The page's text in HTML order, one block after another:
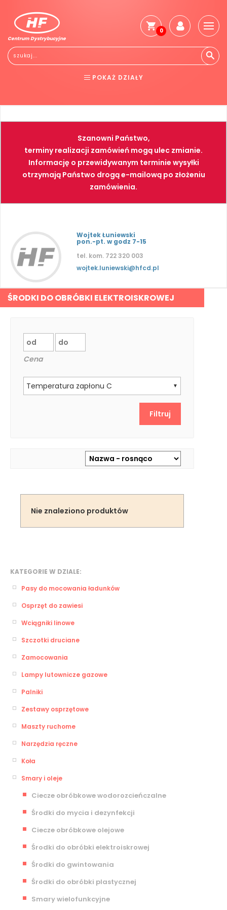
Centrum Dystrybucyjne
0
POKAŻ DZIAŁY
NARZĘDZIA SPAWALNICTWO
FARBY PNEUMATYKA
Szanowni Państwo,
terminy realizacji zamówień mogą ulec zmianie.
Informację o przewidywanym terminie wysyłki
otrzymają Państwo drogą e-mailową po złożeniu
zamówienia.
Wojtek Łuniewski
pon.-pt. w godz 7-15
tel. kom. 722 320 003
wojtek.luniewski@hfcd.pl
ŚRODKI DO OBRÓBKI ELEKTROISKROWEJ
KATEGORIE W DZIALE:
Pasy do mocowania ładunków
Osprzęt do zawiesi
Wciągniki linowe
Szczotki druciane
Zamocowania
Lampy lutownicze gazowe
Palniki
Zestawy osprzętowe
Maszty ruchome
Narzędzia ręczne
Koła
Smary i oleje
Ciecze obróbkowe wodorozcieńczalne
Środki do mycia i dezynfekcji
Ciecze obróbkowe olejowe
Środki do obróbki elektroiskrowej
Środki do gwintowania
Środki do obróbki plastycznej
Smary wielofunkcyjne
Cena
▼
Temperatura zapłonu C
Nie znaleziono produktów